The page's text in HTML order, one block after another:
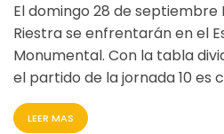
El domingo 28 de
Riestra se enfrentarán en el
Monumental. Con la tabla
el partido de la jornada 10 es
de la Zona B del Torneo
con dudas de alineación y
LEER MAS